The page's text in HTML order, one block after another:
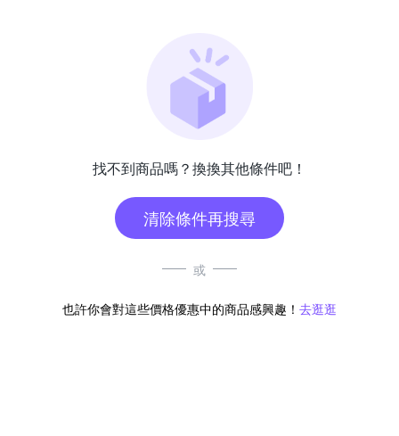
找不到商品嗎？換換其他條件吧！
清除條件再搜尋
或
也許你會對這些價格優惠中的商品感興趣！ 去逛逛